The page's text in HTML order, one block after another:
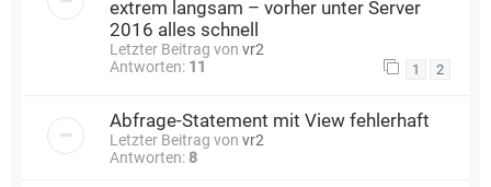
extrem langsam – vorher unter Server
2016 alles schnell
Letzter Beitrag von vr2
Antworten: 11 1 2
Abfrage-Statement mit View fehlerhaft
Letzter Beitrag von vr2
Antworten: 8